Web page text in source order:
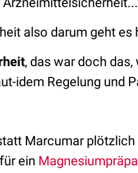
also darum geht es
, das war doch
idem Regelung und
Marcumar
ein